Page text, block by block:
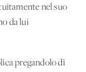
nel suo
da lui
pregandolo di